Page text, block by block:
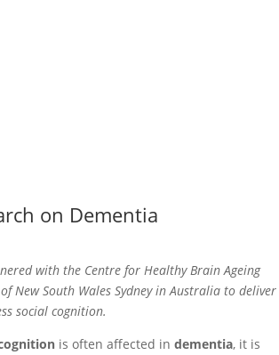
on Dementia
with the Centre for Healthy Brain Ageing
New South Wales Sydney in Australia to deliver
social cognition.
is often affected in dementia, it is